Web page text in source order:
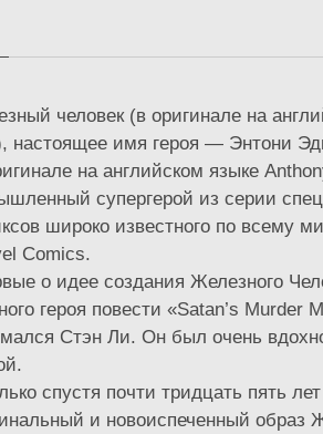
человек (в оригинале на
настоящее имя героя — Энтони
на английском языке
супергерой из серии
широко известного по всему
Comics.
о идее создания Железного
героя повести «Satan’s Murder
Стэн Ли. Он был очень
спустя почти тридцать пять
и новоиспеченный образ